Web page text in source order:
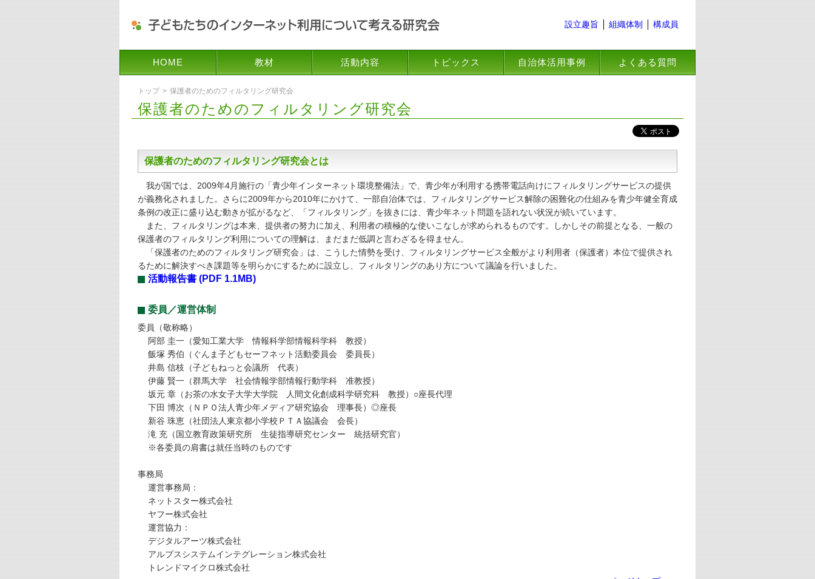
設立趣旨 組織体制 構成員
HOME 教材 活動内容 トピックス 自治体活用事例 よくある質問
トップ 保護者のためのフィルタリング研究会
保護者のためのフィルタリング研究会
保護者のためのフィルタリング研究会とは
我が国では、2009年4月施行の「青少年インターネット環境整備法」で、青少年が利用する携帯電話向けにフィルタリングサービスの提供
が義務化されました。さらに2009年から2010年にかけて、一部自治体では、フィルタリングサービス解除の困難化の仕組みを青少年健全育成
条例の改正に盛り込む動きが拡がるなど、「フィルタリング」を抜きには、青少年ネット問題を語れない状況が続いています。
また、フィルタリングは本来、提供者の努力に加え、利用者の積極的な使いこなしが求められるものです。しかしその前提となる、一般の
保護者のフィルタリング利用についての理解は、まだまだ低調と言わざるを得ません。
「保護者のためのフィルタリング研究会」は、こうした情勢を受け、フィルタリングサービス全般がより利用者（保護者）本位で提供され
るために解決すべき課題等を明らかにするために設立し、フィルタリングのあり方について議論を行いました。
活動報告書 (PDF 1.1MB)
委員／運営体制
委員（敬称略）
阿部 圭一（愛知工業大学 情報科学部情報科学科 教授）
飯塚 秀伯（ぐんま子どもセーフネット活動委員会 委員長）
井島 信枝（子どもねっと会議所 代表）
伊藤 賢一（群馬大学 社会情報学部情報行動学科 准教授）
坂元 章（お茶の水女子大学大学院 人間文化創成科学研究科 教授）○座長代理
下田 博次（ＮＰＯ法人青少年メディア研究協会 理事長）◎座長
新谷 珠恵（社団法人東京都小学校ＰＴＡ協議会 会長）
滝 充（国立教育政策研究所 生徒指導研究センター 統括研究官）
※各委員の肩書は就任当時のものです
事務局
運営事務局：
ネットスター株式会社
ヤフー株式会社
運営協力：
デジタルアーツ株式会社
アルプスシステムインテグレーション株式会社
トレンドマイクロ株式会社